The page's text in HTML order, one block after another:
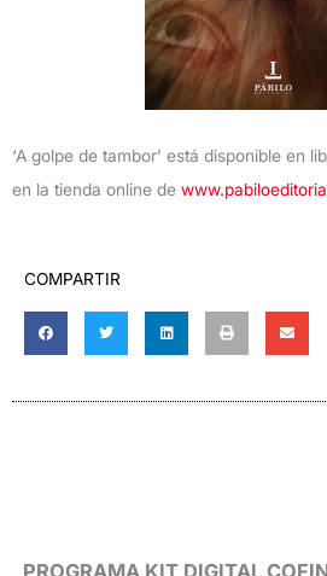
‘A golpe de tambor’ está disponible en
en la tienda online de
COMPARTIR